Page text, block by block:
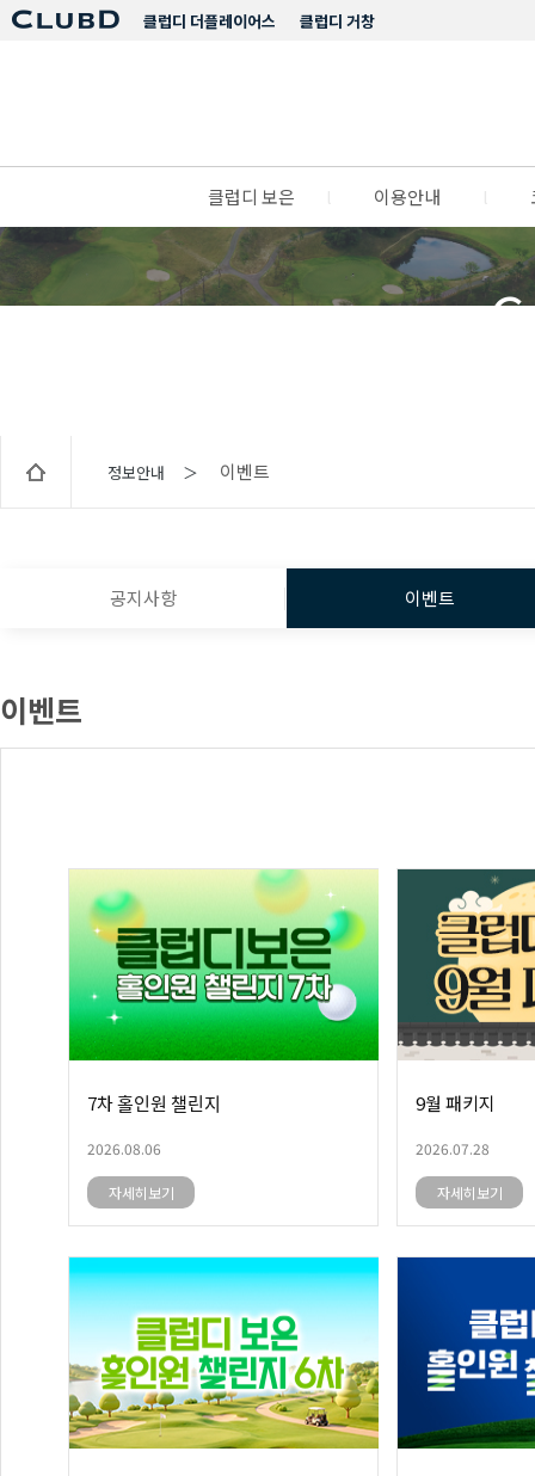
클럽디 거창
클럽디 더플레이어스
클럽디 보은 이용안내
정보안내 ＞ 이벤트
공지사항 이벤트
이벤트
7차 홀인원 챌린지
2026.08.06
자세히보기
9월 패키지
2026.07.28
자세히보기